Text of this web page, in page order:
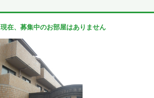
現在、募集中のお部屋はありません